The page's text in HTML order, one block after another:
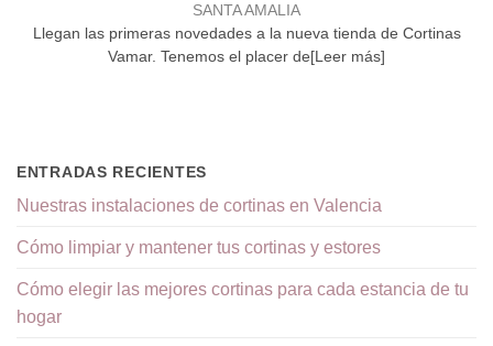
SANTA AMALIA
Llegan las primeras novedades a la nueva tienda de Cortinas
Vamar. Tenemos el placer de[Leer más]
ENTRADAS RECIENTES
Nuestras instalaciones de cortinas en Valencia
Cómo limpiar y mantener tus cortinas y estores
Cómo elegir las mejores cortinas para cada estancia de tu
hogar